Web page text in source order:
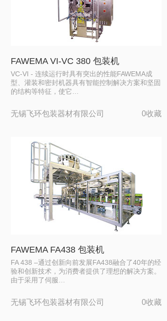
FAWEMA VI-VC 380 包装机
VC-VI - 连续运行时具有突出的性能FAWEMA成
型、灌装和密封机器具有智能控制解决方案和坚固
的结构等特征，使它…
无锡飞环包装器材有限公司 0收藏
FAWEMA FA438 包装机
FA 438 –通过创新向前发展FA438融合了40年的经
验和创新技术，为消费者提供了理想的解决方案。
由于采用了伺服…
无锡飞环包装器材有限公司 0收藏